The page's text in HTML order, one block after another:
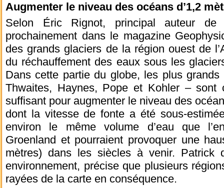
Augmenter le niveau des océans d’1,2
Selon Éric Rignot, principal auteur de
prochainement dans le magazine
des grands glaciers de la région ouest de
du réchauffement des eaux sous les
Dans cette partie du globe, les plus
Thwaites, Haynes, Pope et Kohler – sont
suffisant pour augmenter le niveau des
dont la vitesse de fonte a été sous-
environ le même volume d’eau que
Groenland et pourraient provoquer une
mètres) dans les siècles à venir. Patrick
environnement, précise que plusieurs
rayées de la carte en conséquence.